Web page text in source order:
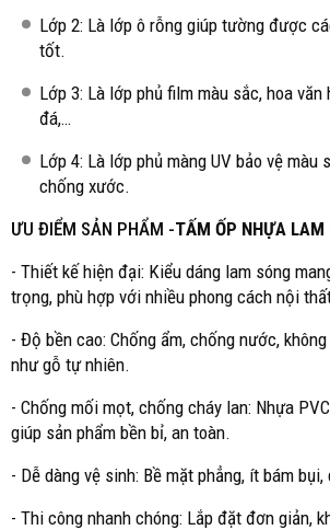
Lớp 2: Là lớp ô rỗng giúp tường được
tốt.
Lớp 3: Là lớp phủ film màu sắc, hoa văn
đá,…
Lớp 4: Là lớp phủ màng UV bảo vệ màu
chống xước.
ƯU ĐIỂM SẢN PHẨM -TẤM ỐP NHỰA LAM
- Thiết kế hiện đại: Kiểu dáng lam sóng
trọng, phù hợp với nhiều phong cách nội
- Độ bền cao: Chống ẩm, chống nước,
như gỗ tự nhiên.
- Chống mối mọt, chống cháy lan: Nhựa
giúp sản phẩm bền bỉ, an toàn.
- Dễ dàng vệ sinh: Bề mặt phẳng, ít bám
- Thi công nhanh chóng: Lắp đặt đơn giản,